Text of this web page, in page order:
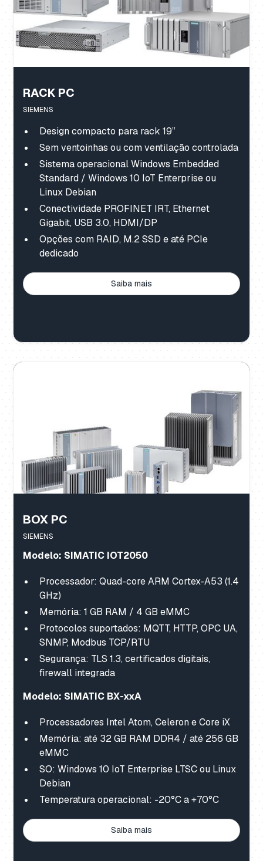
RACK PC
SIEMENS
Design compacto para rack 19”
Sem ventoinhas ou com ventilação controlada
Sistema operacional Windows Embedded
Standard / Windows 10 IoT Enterprise ou
Linux Debian
Conectividade PROFINET IRT, Ethernet
Gigabit, USB 3.0, HDMI/DP
Opções com RAID, M.2 SSD e até PCIe
dedicado
Saiba mais
BOX PC
SIEMENS
Modelo: SIMATIC IOT2050
Processador: Quad-core ARM Cortex-A53 (1.4
GHz)
Memória: 1 GB RAM / 4 GB eMMC
Protocolos suportados: MQTT, HTTP, OPC UA,
SNMP, Modbus TCP/RTU
Segurança: TLS 1.3, certificados digitais,
firewall integrada
Modelo: SIMATIC BX-xxA
Processadores Intel Atom, Celeron e Core iX
Memória: até 32 GB RAM DDR4 / até 256 GB
eMMC
SO: Windows 10 IoT Enterprise LTSC ou Linux
Debian
Temperatura operacional: -20°C a +70°C
Saiba mais